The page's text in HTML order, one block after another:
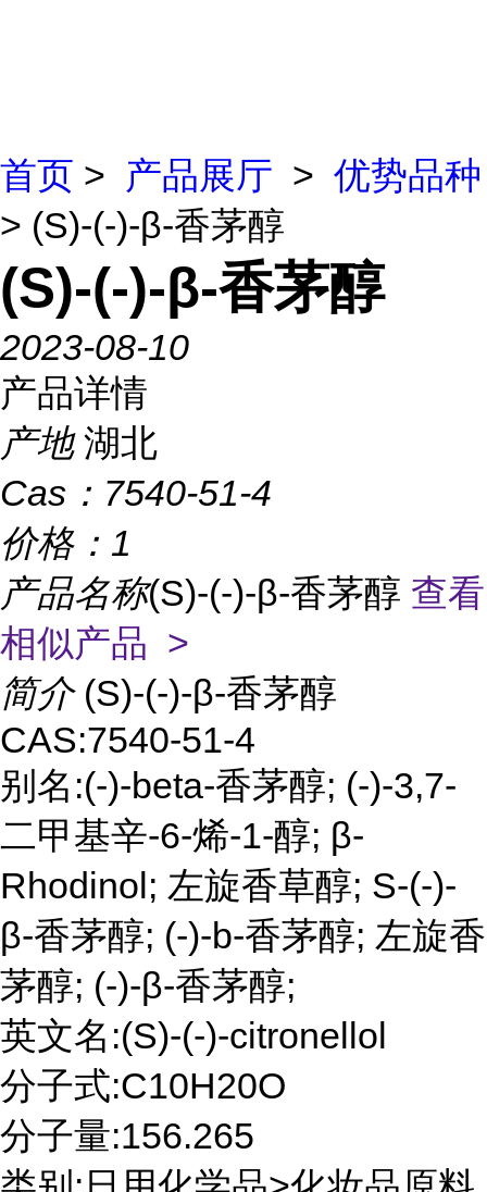
首页 > 产品展厅 > 优势品种
> (S)-(-)-β-香茅醇
(S)-(-)-β-香茅醇
2023-08-10
产品详情
产地 湖北
Cas： 7540-51-4
价格： 1
产品名称(S)-(-)-β-香茅醇 查看
相似产品 >
简介 (S)-(-)-β-香茅醇
CAS:7540-51-4
别名:(-)-beta-香茅醇; (-)-3,7-
二甲基辛-6-烯-1-醇; β-
Rhodinol; 左旋香草醇; S-(-)-
β-香茅醇; (-)-b-香茅醇; 左旋香
茅醇; (-)-β-香茅醇;
英文名:(S)-(-)-citronellol
分子式:C10H20O
分子量:156.265